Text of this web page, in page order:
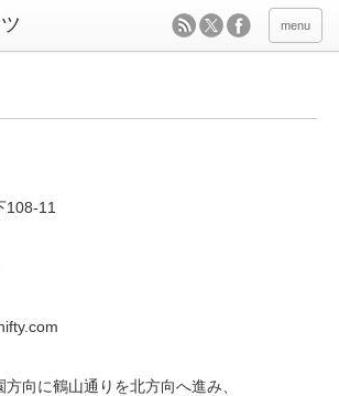
menu
108-11
向に鶴山通りを北方向へ進み、